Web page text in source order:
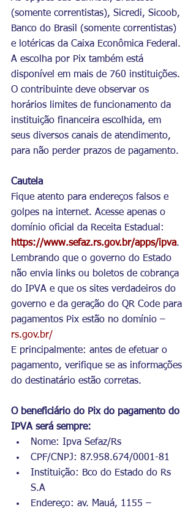
(somente correntistas), Sicredi, Sicoob,
Banco do Brasil (somente correntistas)
e lotéricas da Caixa Econômica Federal.
A escolha por Pix também está
disponível em mais de 760 instituições.
O contribuinte deve observar os
horários limites de funcionamento da
instituição financeira escolhida, em
seus diversos canais de atendimento,
para não perder prazos de pagamento.
Cautela
Fique atento para endereços falsos e
golpes na internet. Acesse apenas o
domínio oficial da Receita Estadual:
https://www.sefaz.rs.gov.br/apps/ipva.
Lembrando que o governo do Estado
não envia links ou boletos de cobrança
do IPVA e que os sites verdadeiros do
governo e da geração do QR Code para
pagamentos Pix estão no domínio –
rs.gov.br/
E principalmente: antes de efetuar o
pagamento, verifique se as informações
do destinatário estão corretas.
O beneficiário do Pix do pagamento do
IPVA será sempre:
Nome: Ipva Sefaz/Rs
CPF/CNPJ: 87.958.674/0001-81
Instituição: Bco do Estado do Rs
S.A
Endereço: av. Mauá, 1155 –